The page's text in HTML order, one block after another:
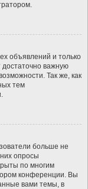
объявлений и только
достаточно важную
Так же, как
тем
больше не
опросы
по многим
конференции. Вы
вами темы, в